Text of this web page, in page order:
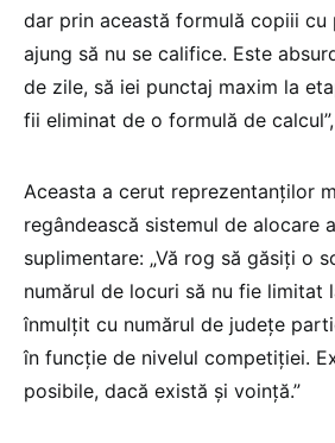
dar prin această formulă copiii cu
ajung să nu se califice. Este
de zile, să iei punctaj maxim la
fii eliminat de o formulă de
Aceasta a cerut reprezentanților
regândească sistemul de alocare
suplimentare: „Vă rog să găsiți o
numărul de locuri să nu fie limitat
înmulțit cu numărul de județe
în funcție de nivelul competiției.
posibile, dacă există și voință.”